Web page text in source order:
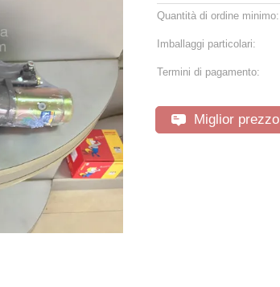
Quantità di ordine minimo:
Imballaggi particolari:
Termini di pagamento:
Miglior prezzo